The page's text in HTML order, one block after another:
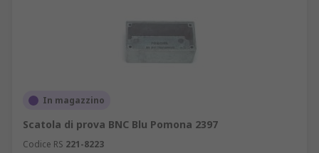
In magazzino
Scatola di prova BNC Blu Pomona 2397
Codice RS 221-8223